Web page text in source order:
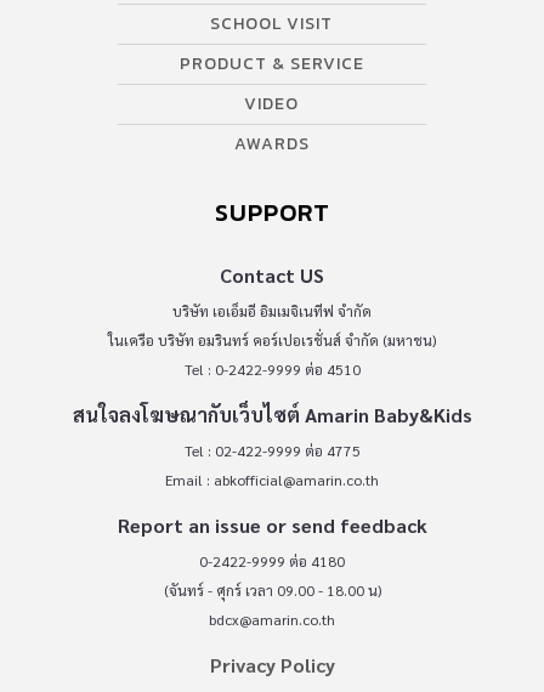
SCHOOL VISIT
PRODUCT & SERVICE
VIDEO
AWARDS
SUPPORT
Contact US
บริษัท เอเอ็มอี อิมเมจิเนทีฟ จำกัด
ในเครือ บริษัท อมรินทร์ คอร์เปอเรชั่นส์ จำกัด (มหาชน)
Tel : 0-2422-9999 ต่อ 4510
สนใจลงโฆษณากับเว็บไซต์ Amarin Baby&Kids
Tel : 02-422-9999 ต่อ 4775
Email : abkofficial@amarin.co.th
Report an issue or send feedback
0-2422-9999 ต่อ 4180
(จันทร์ - ศุกร์ เวลา 09.00 - 18.00 น)
bdcx@amarin.co.th
Privacy Policy